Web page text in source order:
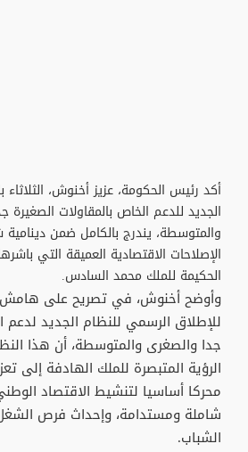
أكد رئيس الحكومة، عزيز أخنوش، الثلاثاء
الجديد للدعم الخاص بالمقاولات الصغيرة
والمتوسطة، يندرج بالكامل ضمن
الإصلاحات الاقتصادية العميقة التي
الحكيمة للملك محمد السادس.
وأوضح أخنوش، في تصريح على
للإطلاق الرسمي للنظام الجديد لدعم
جدا والصغرى والمتوسطة، أن هذا
الرؤية المتبصرة للملك الهادفة إلى
محركا أساسيا لتنشيط الاقتصاد
شاملة ومستدامة، وإحداث فرص
الشباب.